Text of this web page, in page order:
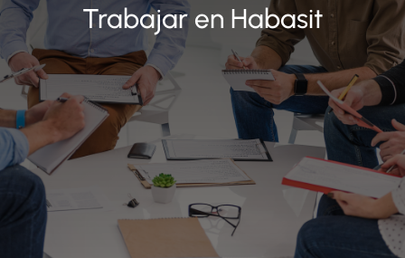
Trabajar en Habasit